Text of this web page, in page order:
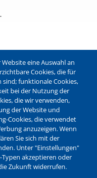
der Stadt Waltrop
eine Auswahl an
Cookies, die für
funktionale Cookies,
bei der Nutzung der
die wir verwenden,
der Website und
Cookies, die verwendet
anzuzeigen. Wenn
Sie sich mit der
Unter "Einstellungen"
Typen akzeptieren oder
Zukunft widerrufen.